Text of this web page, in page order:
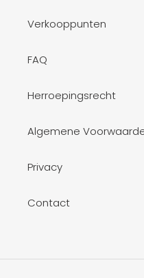
Verkooppunten
FAQ
Herroepingsrecht
Algemene
Privacy
Contact